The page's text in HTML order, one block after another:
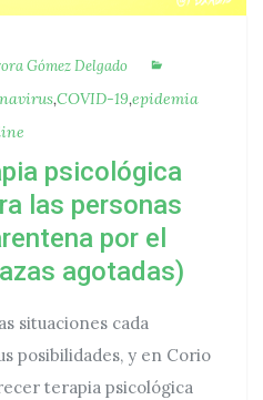
Gómez Delgado
,COVID-19,epidemia
psicológica
las personas
por el
agotadas)
situaciones cada
posibilidades, y en Corio
terapia psicológica